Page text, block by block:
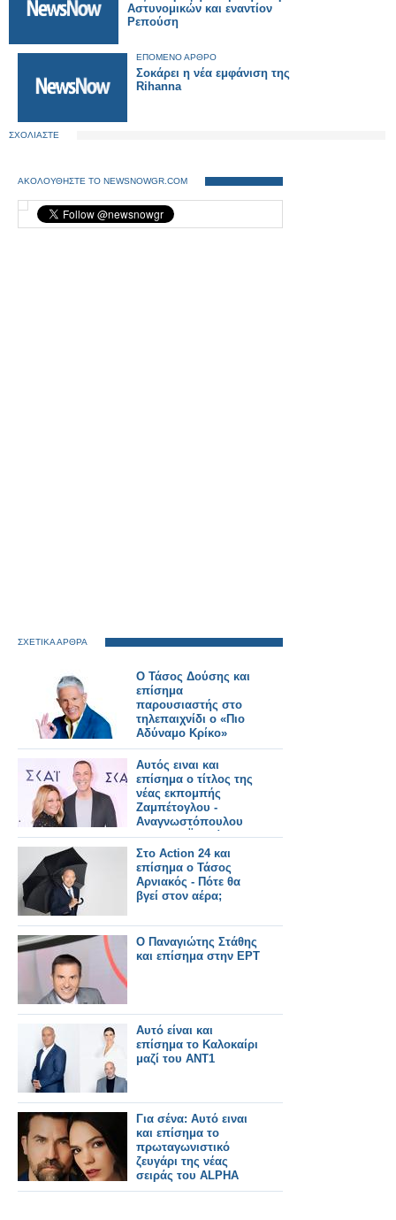
Αστυνομικών και εναντίον
Ρεπούση
ΕΠΟΜΕΝΟ ΑΡΘΡΟ
Σοκάρει η νέα εμφάνιση της
Rihanna
ΣΧΟΛΙΑΣΤΕ
ΑΚΟΛΟΥΘΗΣΤΕ ΤΟ NEWSNOWGR.COM
ΣΧΕΤΙΚΑ ΑΡΘΡΑ
Ο Τάσος Δούσης και
επίσημα
παρουσιαστής στο
τηλεπαιχνίδι ο «Πιο
Αδύναμο Κρίκο»
Αυτός ειναι και
επίσημα ο τίτλος της
νέας εκπομπής
Ζαμπέτογλου -
Αναγνωστόπουλου
στον ΣΚΑΪ - Δείτε το
τρειλερ
Στο Action 24 και
επίσημα ο Τάσος
Αρνιακός - Πότε θα
βγεί στον αέρα;
Ο Παναγιώτης Στάθης
και επίσημα στην ΕΡΤ
Αυτό είναι και
επίσημα το Καλοκαίρι
μαζί του ΑΝΤ1
Για σένα: Αυτό ειναι
και επίσημα το
πρωταγωνιστικό
ζευγάρι της νέας
σειράς του ALPHA